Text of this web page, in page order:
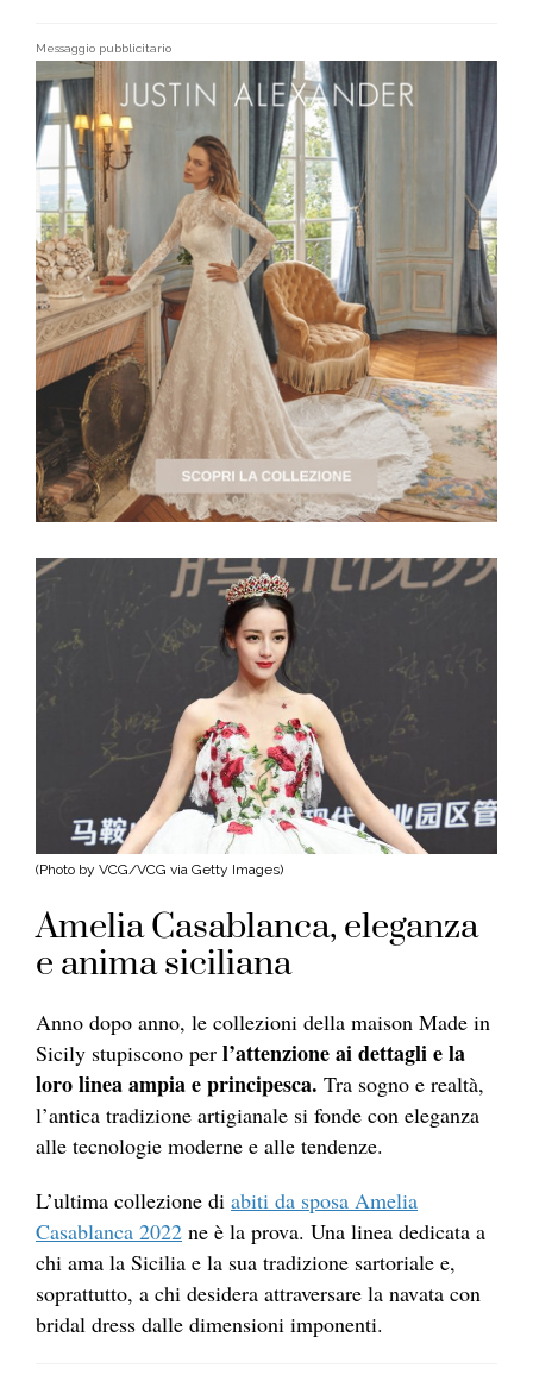
Messaggio pubblicitario
(Photo by VCG/VCG via Getty Images)
Amelia Casablanca, eleganza
e anima siciliana
Anno dopo anno, le collezioni della maison Made in
Sicily stupiscono per l’attenzione ai dettagli e la
loro linea ampia e principesca. Tra sogno e realtà,
l’antica tradizione artigianale si fonde con eleganza
alle tecnologie moderne e alle tendenze.
L’ultima collezione di abiti da sposa Amelia
Casablanca 2022 ne è la prova. Una linea dedicata a
chi ama la Sicilia e la sua tradizione sartoriale e,
soprattutto, a chi desidera attraversare la navata con
bridal dress dalle dimensioni imponenti.